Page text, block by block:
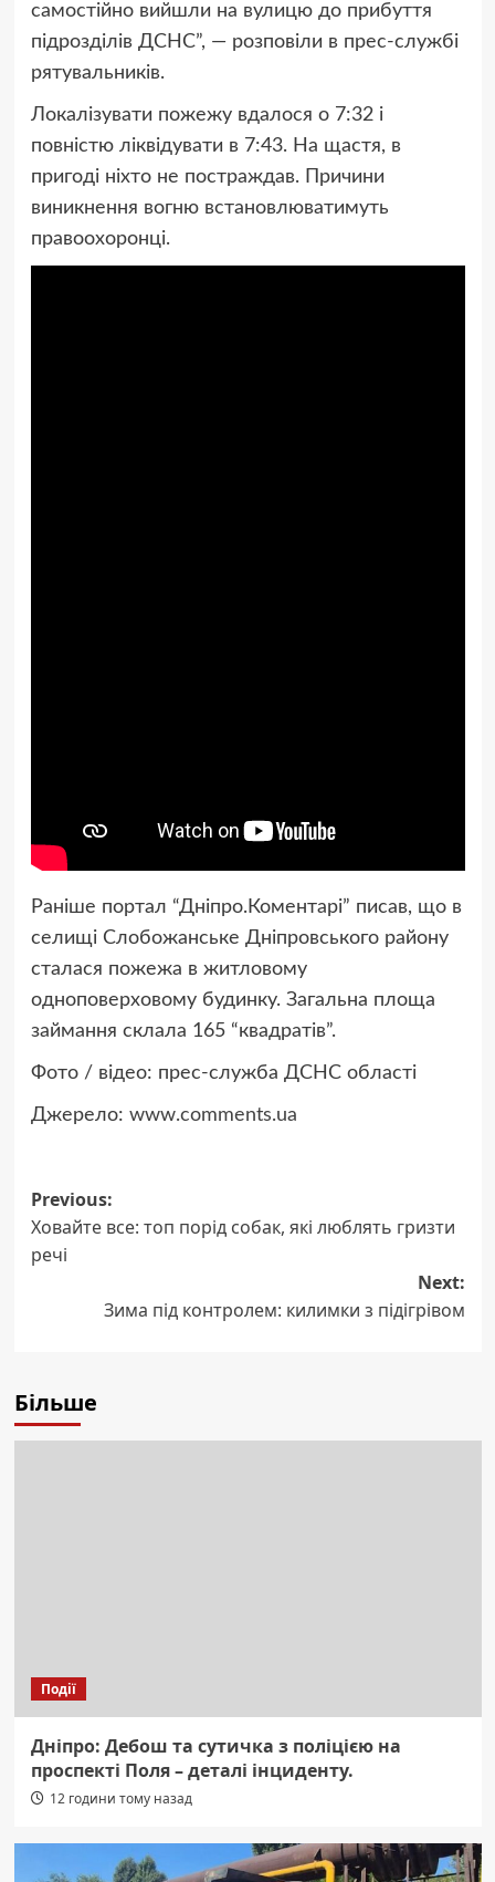
самостійно вийшли на вулицю до прибуття
підрозділів ДСНС”, — розповіли в прес-службі
рятувальників.
Локалізувати пожежу вдалося о 7:32 і
повністю ліквідувати в 7:43. На щастя, в
пригоді ніхто не постраждав. Причини
виникнення вогню встановлюватимуть
правоохоронці.
Раніше портал “Дніпро.Коментарі” писав, що в
селищі Слобожанське Дніпровського району
сталася пожежа в житловому
одноповерховому будинку. Загальна площа
займання склала 165 “квадратів”.
Фото / відео: прес-служба ДСНС області
Джерело: www.comments.ua
Post
navigation
Previous:
Ховайте все: топ порід собак, які люблять гризти
речі
Next:
Зима під контролем: килимки з підігрівом
Більше
Події
Дніпро: Дебош та сутичка з поліцією на
проспекті Поля – деталі інциденту.
12 години тому назад